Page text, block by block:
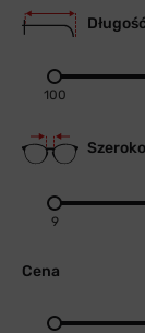
100
9
Cena